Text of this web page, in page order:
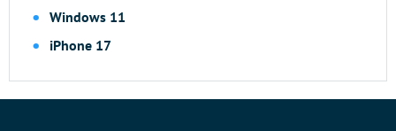
Windows 11
iPhone 17